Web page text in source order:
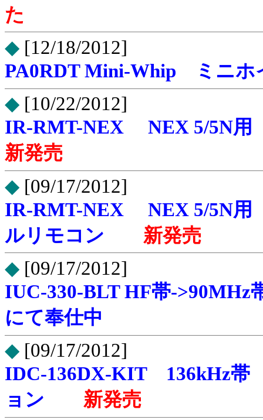
た
◆ [12/18/2012]
PA0RDT Mini-Whip ミニホ
◆ [10/22/2012]
IR-RMT-NEX NEX 5/5N
新発売
◆ [09/17/2012]
IR-RMT-NEX NEX 5/5N用
ルリモコン 新発売
◆ [09/17/2012]
IUC-330-BLT HF帯->90MHz
にて奉仕中
◆ [09/17/2012]
IDC-136DX-KIT 136kHz
ョン
新発売